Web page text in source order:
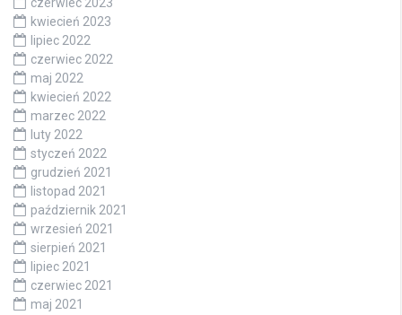
kwiecień 2023
lipiec 2022
czerwiec 2022
maj 2022
kwiecień 2022
marzec 2022
luty 2022
styczeń 2022
grudzień 2021
listopad 2021
październik 2021
wrzesień 2021
sierpień 2021
lipiec 2021
czerwiec 2021
maj 2021